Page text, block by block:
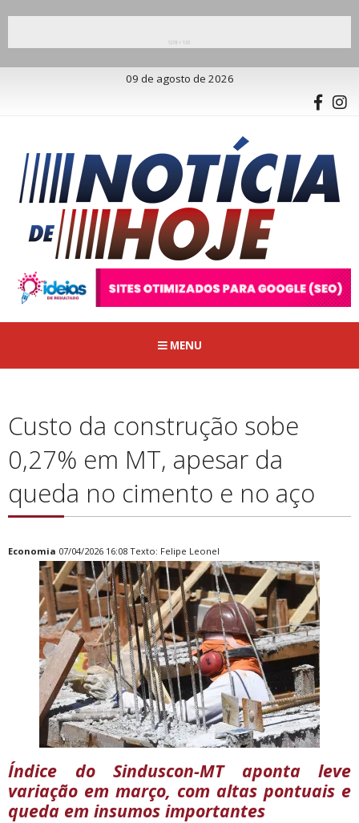
09 de agosto de 2026
MENU
Custo da construção sobe
0,27% em MT, apesar da
queda no cimento e no aço
Economia 07/04/2026 16:08 Texto: Felipe Leonel
Índice do Sinduscon-MT aponta leve
variação em março, com altas pontuais e
queda em insumos importantes